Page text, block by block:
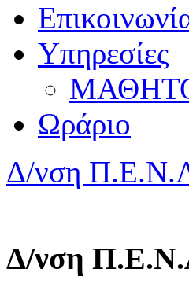
Υπηρεσίες
Ωράριο
Δ/νση
Δ/νση